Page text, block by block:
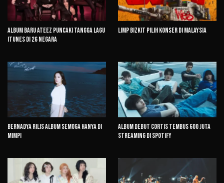
Album Baru ATEEZ Puncaki Tangga Lagu
iTunes di 26 Negara
Limp Bizkit Pilih Konser di Malaysia
Bernadya Rilis Album Semoga Hanya di
Mimpi
Album Debut CORTIS Tembus 600 Juta
Streaming di Spotify